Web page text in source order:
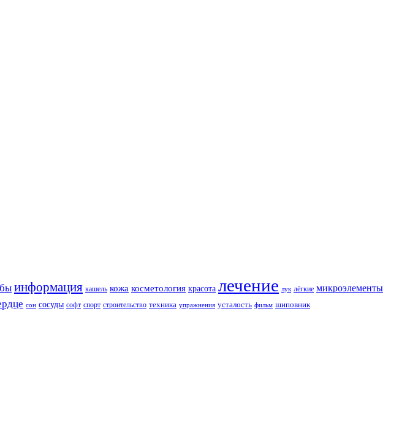
информация кашель кожа косметология красота лечение лук лёгкие микроэлементы
сон сосуды софт спорт строительство техника упражнения усталость фильм шиповник